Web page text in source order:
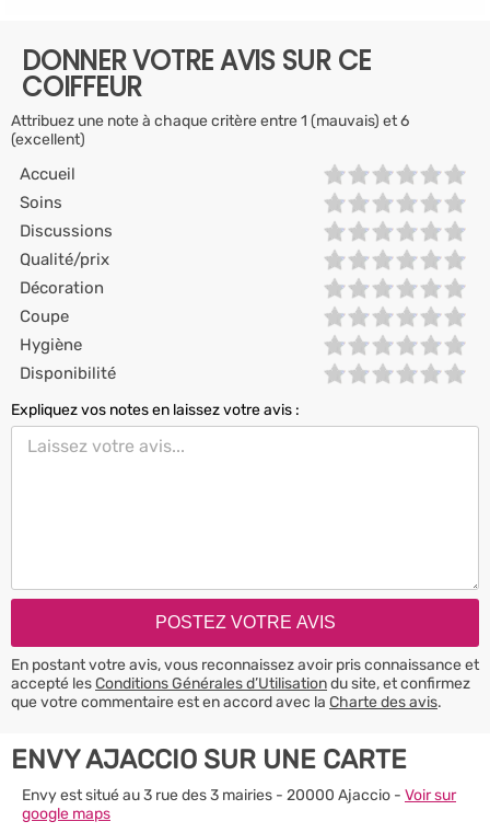
DONNER VOTRE AVIS SUR CE
COIFFEUR
Attribuez une note à chaque critère entre 1 (mauvais) et 6
(excellent)
Accueil
Soins
Discussions
Qualité/prix
Décoration
Coupe
Hygiène
Disponibilité
Expliquez vos notes en laissez votre avis :
En postant votre avis, vous reconnaissez avoir pris connaissance et
accepté lesConditions Générales d’Utilisationdu site, et confirmez
que votre commentaire est en accord avec la Charte des avis.
ENVY AJACCIO SUR UNE CARTE
Envy est situé au 3 rue des 3 mairies - 20000 Ajaccio - Voir sur
google maps